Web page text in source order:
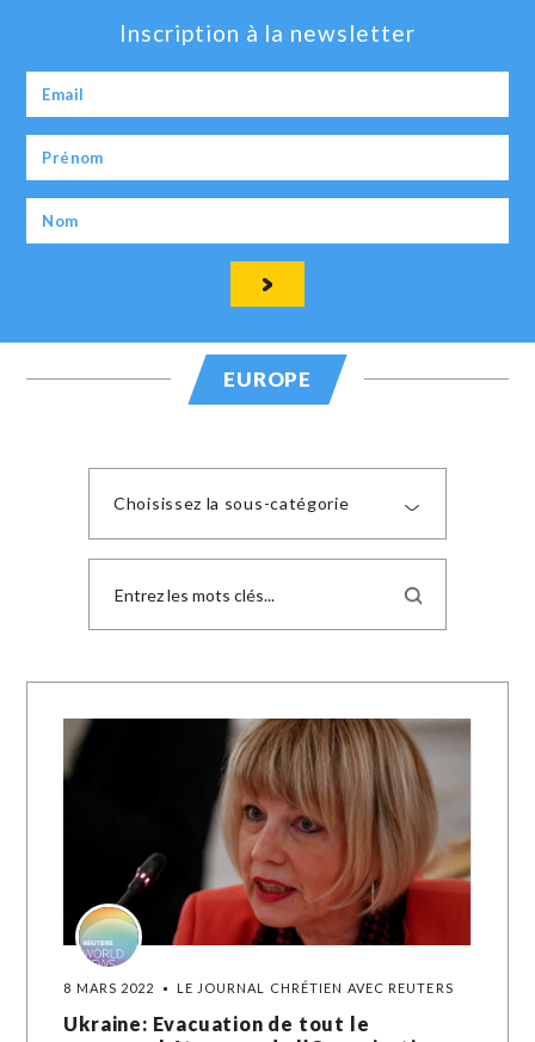
Inscription à la newsletter
EUROPE
Choisissez la sous-catégorie
8 MARS 2022 LE JOURNAL CHRÉTIEN AVEC REUTERS
Ukraine: Evacuation de tout le